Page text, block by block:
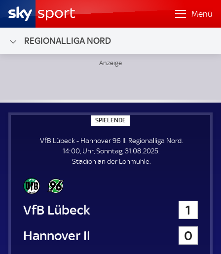
Menü
REGIONALLIGA NORD
SPIELENDE
P
L
E
N
VfB Lübeck - Hannover 96 II. Regionalliga Nord.
14:00, Uhr, Sonntag, 31.08.2025.
Stadion an der Lohmuhle.
VfB Lübeck
1
Hannover 96 II
0